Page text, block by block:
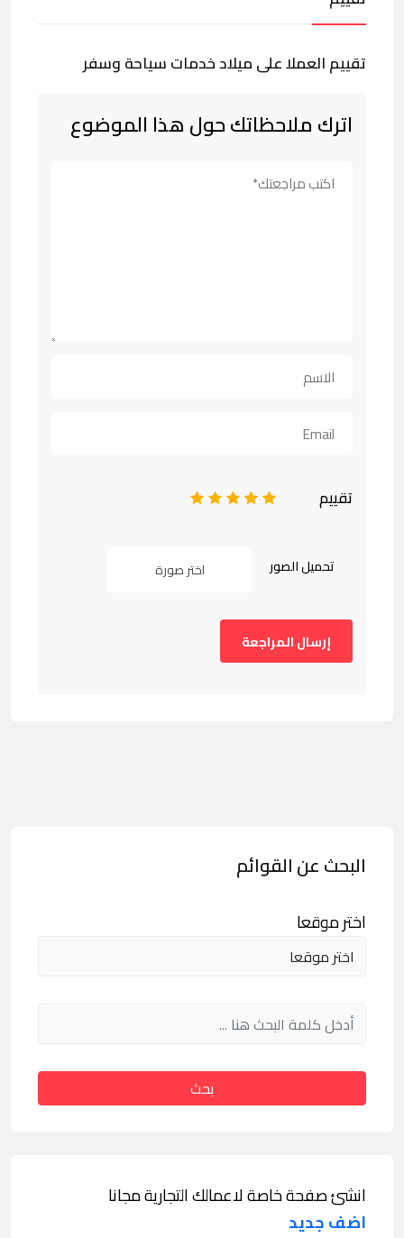
تقييم العملا على ميلاد خدمات سياحة وسفر
اترك ملاحظاتك حول هذا الموضوع
تقييم 5
4
3
2
تحميل الصور اختر صورة
البحث عن القوائم
اختر موقعا
بحث
انشئ صفحة خاصة لاعمالك التجارية مجانا
اضف جديد